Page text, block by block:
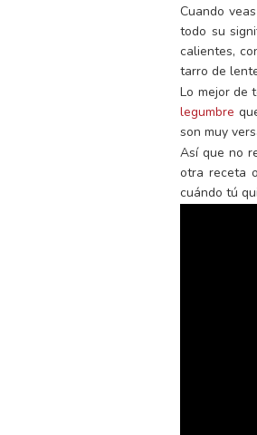
Cuando
todo su
calientes,
tarro de
Lo mejor de
legumbre
son muy
Así que no
otra receta
cuándo tú